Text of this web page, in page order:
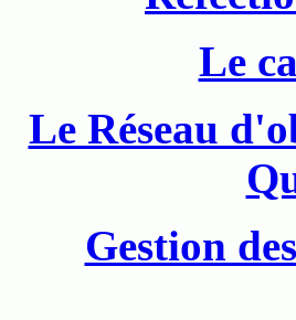
Le
Le Réseau
Gestion